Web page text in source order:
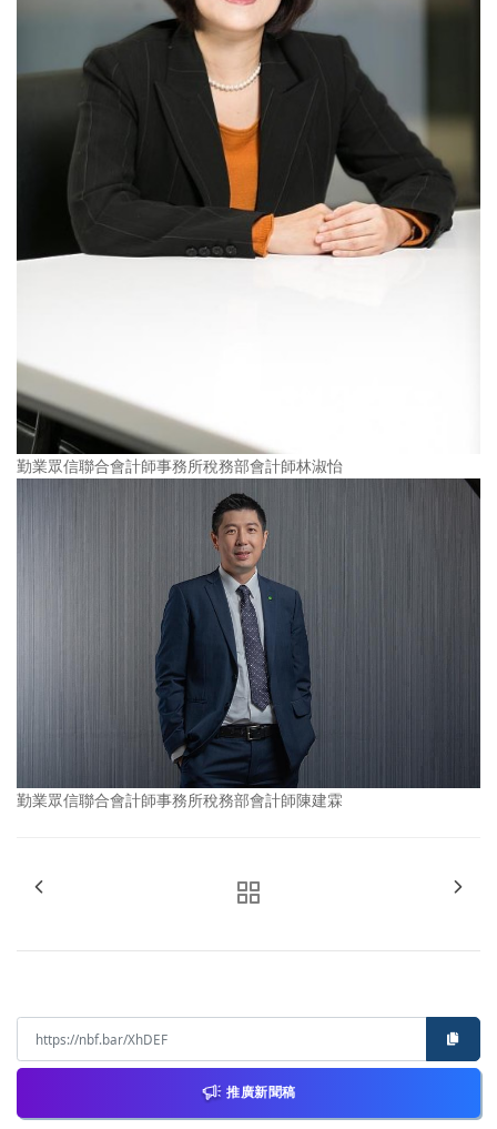
勤業眾信聯合會計師事務所稅務部會計師林淑怡
勤業眾信聯合會計師事務所稅務部會計師陳建霖
推廣新聞稿